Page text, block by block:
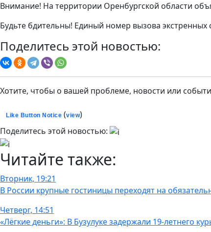
Внимание! На территории Оренбургской области
Будьте бдительны! Единый номер вызова
Поделитесь этой новостью:
Хотите, чтобы о вашей проблеме, новости или
Like Button Notice (view)
Поделитесь этой новостью:
Читайте также:
Вторник, 19:21
В России крупные гостиницы переходят на
Четверг, 14:51
«Лёгкие деньги»: В Бузулуке задержали 19-летнего